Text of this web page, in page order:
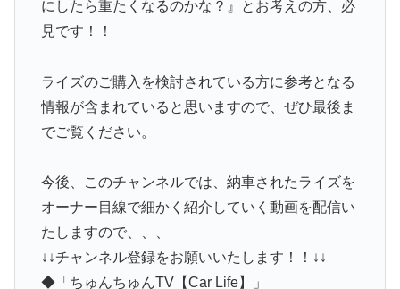
にしたら重たくなるのかな？』とお考えの方、必
見です！！
ライズのご購入を検討されている方に参考となる
情報が含まれていると思いますので、ぜひ最後ま
でご覧ください。
今後、このチャンネルでは、納車されたライズを
オーナー目線で細かく紹介していく動画を配信い
たしますので、、、
↓↓チャンネル登録をお願いいたします！！↓↓
◆「ちゅんちゅんTV【Car Life】」